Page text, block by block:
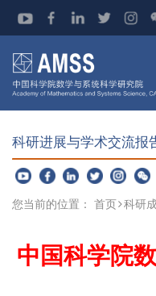
科研进展与学术交流报
您当前的位置： 首页 科研
中国科学院